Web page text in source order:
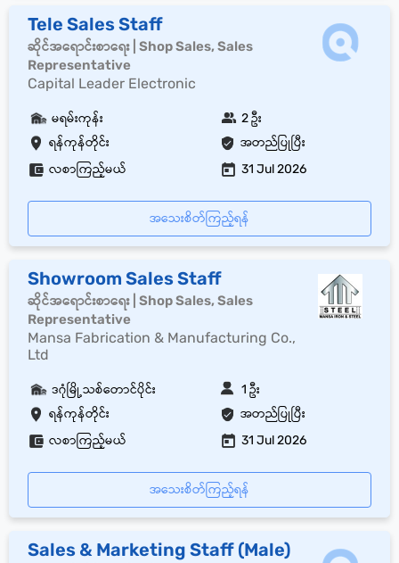
Tele Sales Staff
ဆိုင်အရောင်းစာရေး | Shop Sales, Sales
Representative
Capital Leader Electronic
ရန်ကုန်တိုင်း အတည်ပြုပြီး
မရမ်းကုန်း 2 ဦး
လစာကြည့်မယ် 31 Jul 2026
အသေးစိတ်ကြည့်ရန်
Showroom Sales Staff
ဆိုင်အရောင်းစာရေး | Shop Sales, Sales
Representative
Mansa Fabrication & Manufacturing Co.,
Ltd
ရန်ကုန်တိုင်း အတည်ပြုပြီး
ဒဂုံမြို့သစ်တောင်ပိုင်း 1 ဦး
လစာကြည့်မယ် 31 Jul 2026
အသေးစိတ်ကြည့်ရန်
Sales & Marketing Staff (Male)